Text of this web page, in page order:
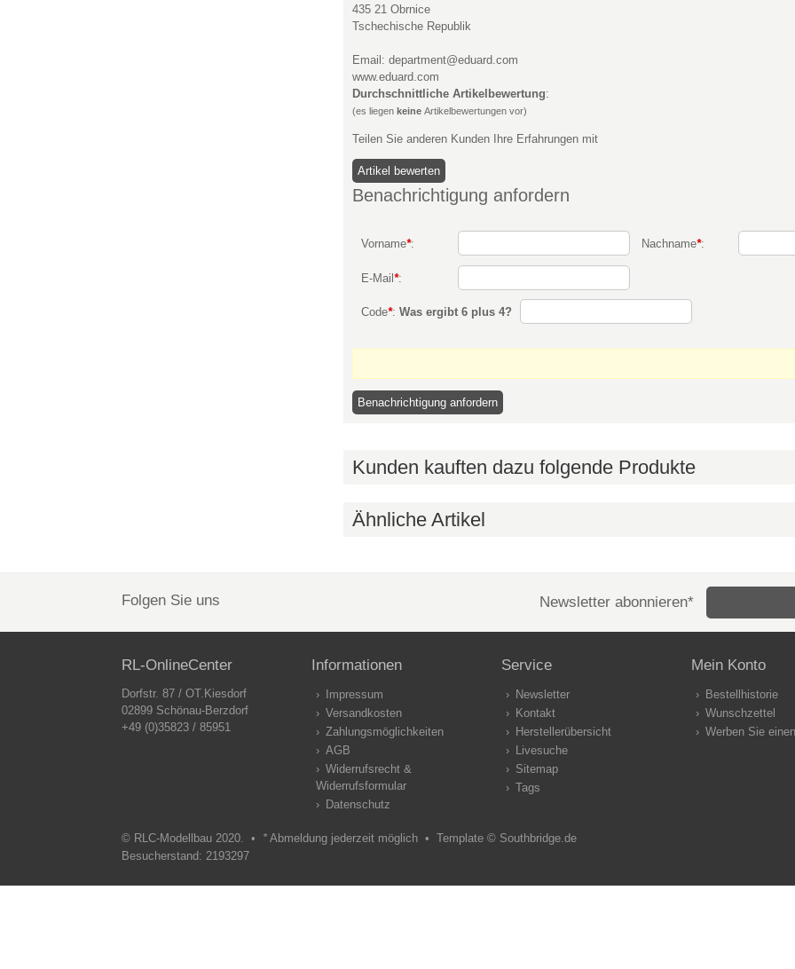
435 21 Obrnice
Tschechische Republik
Email: department@eduard.com
www.eduard.com
Durchschnittliche Artikelbewertung:
(es liegen keine Artikelbewertungen vor)
Teilen Sie anderen Kunden Ihre Erfahrungen mit
Benachrichtigung anfordern
Vorname*: Nachname*:
E-Mail*:
Code*: Was ergibt 6 plus 4?
Kunden kauften dazu folgende Produkte
Ähnliche Artikel
Folgen Sie uns Newsletter abonnieren*
RL-OnlineCenter
Dorfstr. 87 / OT.Kiesdorf
02899 Schönau-Berzdorf
+49 (0)35823 / 85951
Informationen
Impressum
Versandkosten
Zahlungsmöglichkeiten
AGB
Widerrufsrecht &
Widerrufsformular
Datenschutz
Service
Newsletter
Kontakt
Herstellerübersicht
Livesuche
Sitemap
Tags
Mein Konto
Bestellhistorie
Wunschzettel
Werben Sie
© RLC-Modellbau 2020. • * Abmeldung jederzeit möglich • Template © Southbridge.de
Besucherstand: 2193297